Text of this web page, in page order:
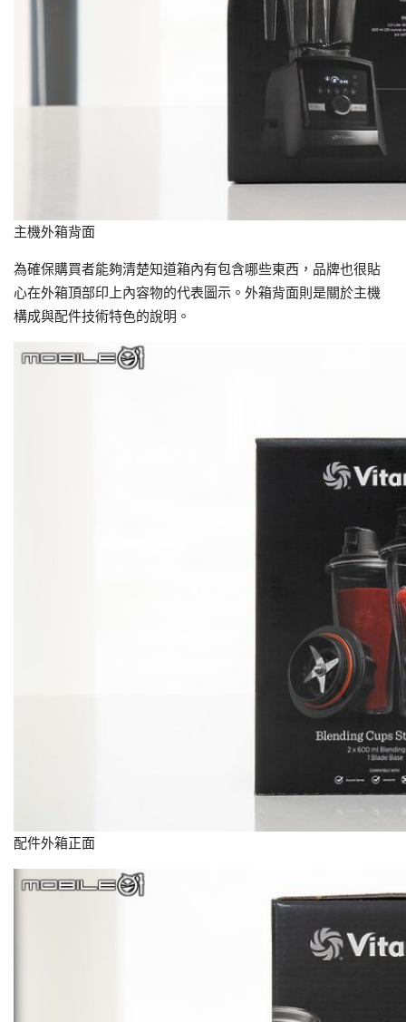
主機外箱背面
為確保購買者能夠清楚知道箱內有包含哪些東西，品牌也很貼
心在外箱頂部印上內容物的代表圖示。外箱背面則是關於主機
構成與配件技術特色的說明。
配件外箱正面